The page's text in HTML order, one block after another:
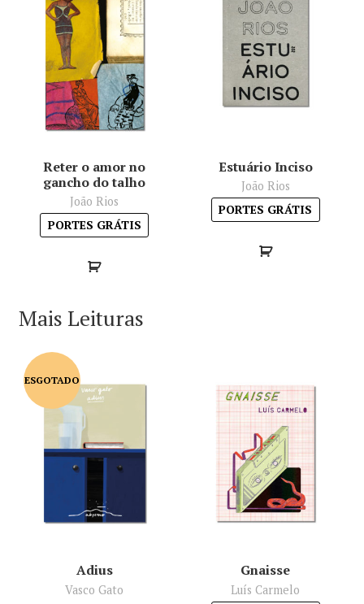
Reter o amor no
gancho do talho
João Rios
PORTES GRÁTIS
Estuário Inciso
João Rios
PORTES GRÁTIS
Mais Leituras
ESGOTADO
Adius
Vasco Gato
Gnaisse
Luís Carmelo